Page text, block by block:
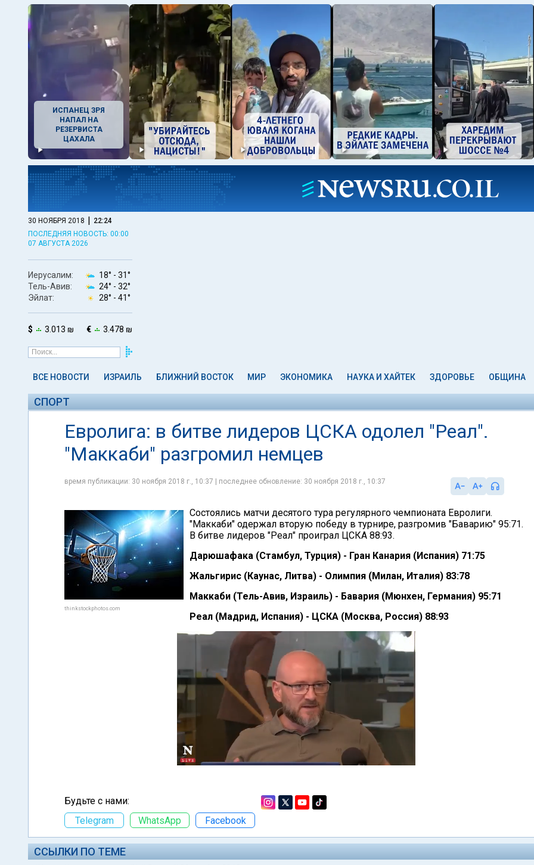
ИСПАНЕЦ ЗРЯ
НАПАЛ НА
РЕЗЕРВИСТА
ЦАХАЛА
30 НОЯБРЯ 2018 | 22:24
ПОСЛЕДНЯЯ НОВОСТЬ: 00:00
07 АВГУСТА 2026
Иерусалим: 18° - 31°
Тель-Авив:
24° - 32°
Эйлат:
28° - 41°
$ 3.013 ₪ € 3.478 ₪
ВСЕ НОВОСТИ ИЗРАИЛЬ БЛИЖНИЙ ВОСТОК МИР ЭКОНОМИКА НАУКА И ХАЙТЕК ЗДОРОВЬЕ ОБЩИНА
СПОРТ
Евролига: в битве лидеров ЦСКА одолел "Реал".
"Маккаби" разгромил немцев
время публикации: 30 ноября 2018 г., 10:37 | последнее обновление: 30 ноября 2018 г., 10:37
thinkstockphotos.com
Состоялись матчи десятого тура регулярного чемпионата Евролиги.
"Маккаби" одержал вторую победу в турнире, разгромив "Баварию" 95:71.
В битве лидеров "Реал" проиграл ЦСКА 88:93.
Дарюшафака (Стамбул, Турция) - Гран Канария (Испания) 71:75
Жальгирис (Каунас, Литва) - Олимпия (Милан, Италия) 83:78
Маккаби (Тель-Авив, Израиль) - Бавария (Мюнхен, Германия) 95:71
Реал (Мадрид, Испания) - ЦСКА (Москва, Россия) 88:93
Будьте с нами:
Telegram
WhatsApp Facebook
ССЫЛКИ ПО ТЕМЕ